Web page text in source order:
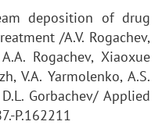
deposition of drug
/A.V. Rogachev,
Rogachev, Xiaoxue
V.A. Yarmolenko, A.S.
Gorbachev/ Applied
P.162211